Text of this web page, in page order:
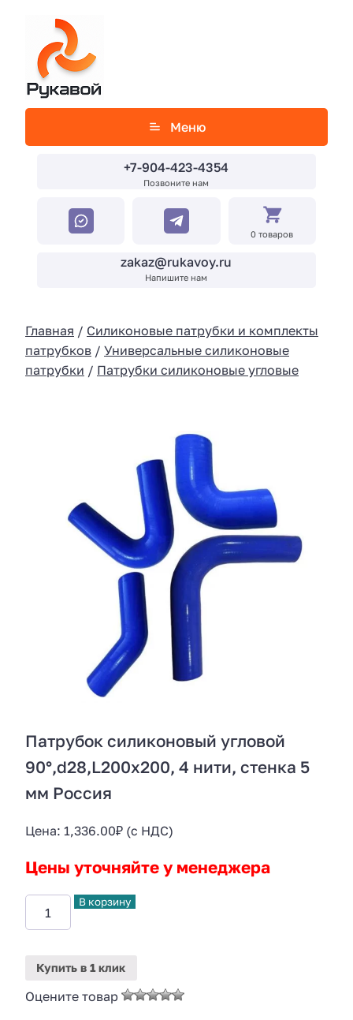
Меню
+7-904-423-4354
Позвоните нам
zakaz@rukavoy.ru
Напишите нам
0 товаров
Главная / Силиконовые патрубки и комплекты
патрубков / Универсальные силиконовые
патрубки / Патрубки силиконовые угловые
Патрубок силиконовый угловой
90°,d28,L200x200, 4 нити, стенка 5
мм Россия
Цена: 1,336.00₽ (с НДС)
Цены уточняйте у менеджера
В корзину
Купить в 1 клик
Оцените товар